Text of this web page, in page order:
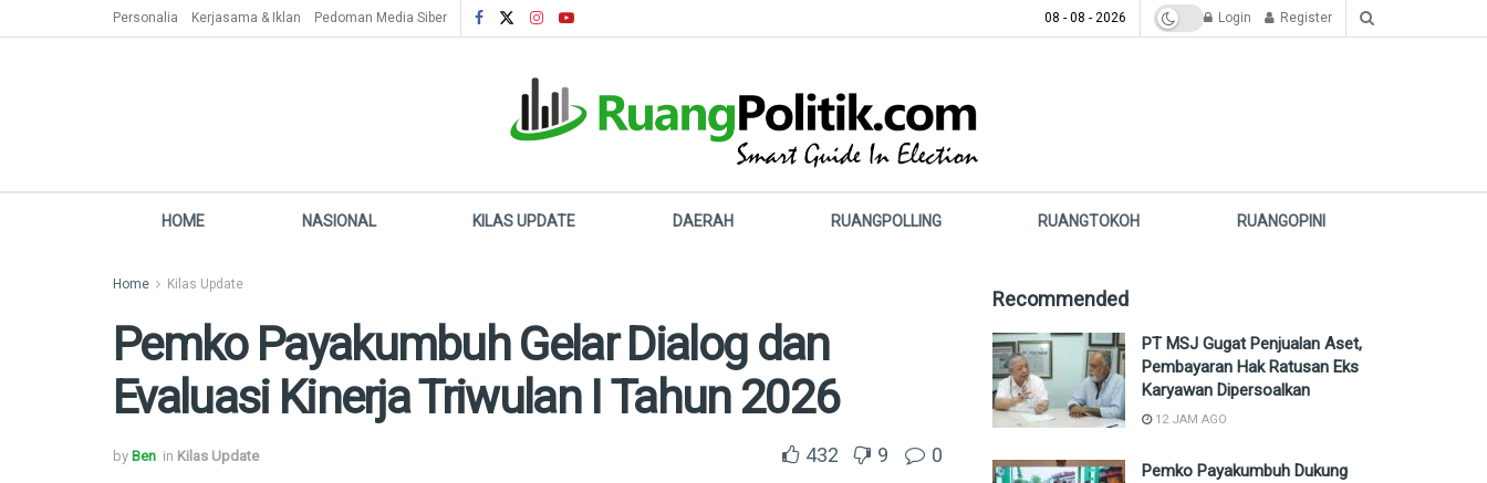
Personalia Kerjasama & Iklan Pedoman Media Siber 08 - 08 - 2026 Login Register
HOME NASIONAL KILAS UPDATE DAERAH RUANGPOLLING RUANGTOKOH RUANGOPINI
Home Kilas Update
Pemko Payakumbuh Gelar Dialog dan
Evaluasi Kinerja Triwulan I Tahun 2026
by Ben in Kilas Update 432 9 0
Recommended
PT MSJ Gugat Penjualan Aset,
Pembayaran Hak Ratusan Eks
Karyawan Dipersoalkan
12 JAM AGO
Pemko Payakumbuh Dukung